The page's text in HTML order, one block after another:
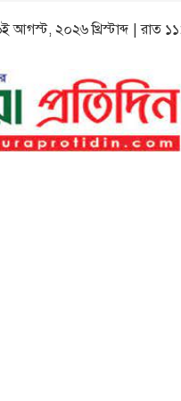
আগস্ট, ২০২৬ খ্রিস্টাব্দ | রাত